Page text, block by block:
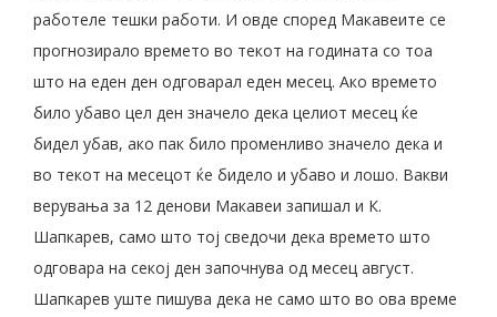
работеле тешки работи. И овде според Макавеите се
прогнозирало времето во текот на годината со тоа
што на еден ден одговарал еден месец. Ако времето
било убаво цел ден значело дека целиот месец ќе
бидел убав, ако пак било променливо значело дека и
во текот на месецот ќе бидело и убаво и лошо. Вакви
верувања за 12 денови Макавеи запишал и К.
Шапкарев, само што тој сведочи дека времето што
одговара на секој ден започнува од месец август.
Шапкарев уште пишува дека не само што во ова време